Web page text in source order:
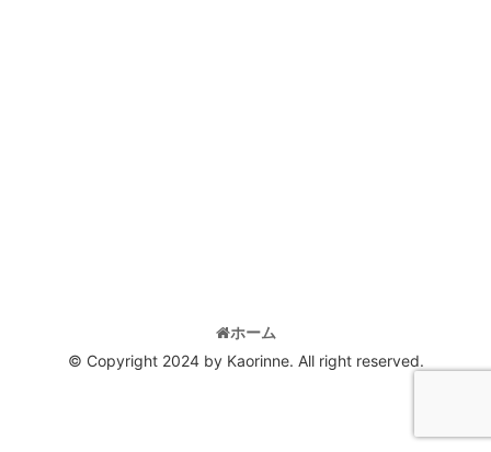
ホーム
© Copyright 2024 by Kaorinne. All right reserved.